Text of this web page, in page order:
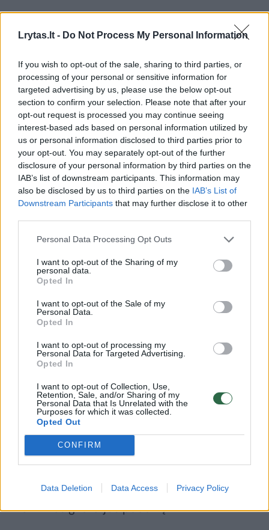
Lrytas.lt - Do Not Process My Personal Information
If you wish to opt-out of the sale, sharing to third parties, or
processing of your personal or sensitive information for
targeted advertising by us, please use the below opt-out
section to confirm your selection. Please note that after your
opt-out request is processed you may continue seeing
interest-based ads based on personal information utilized by
us or personal information disclosed to third parties prior to
your opt-out. You may separately opt-out of the further
disclosure of your personal information by third parties on the
IAB’s list of downstream participants. This information may
also be disclosed by us to third parties on the IAB’s List of
Downstream Participants that may further disclose it to other
Personal Data Processing Opt Outs
I want to opt-out of the Sharing of my
personal data.
Opted In
I want to opt-out of the Sale of my
Personal Data.
Opted In
I want to opt-out of processing my
Personal Data for Targeted Advertising.
Opted In
I want to opt-out of Collection, Use,
Retention, Sale, and/or Sharing of my
Personal Data that Is Unrelated with the
Purposes for which it was collected.
Opted Out
CONFIRM
Data Deletion Data Access Privacy Policy
popietę netoli salos sostinės San Sebastiano
Susiję straipsniai
Rusijoje nuo bėgių nuvažiavo
traukinys: yra sužeistųjų
Nelaimė
pražudė
kelio ir nusirito nuo šlaito. Avarijos priežastis
kol kas nežinoma.
Kaip pranešė regioninis laikraštis „Canarias7“,
tarnybų, įskaitant paramedikus, ugniagesius
ir Civilinės gvardijos padalinį.